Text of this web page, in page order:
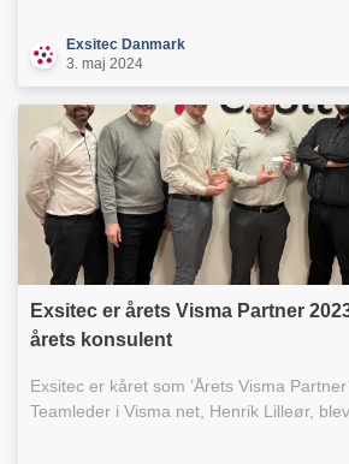
Exsitec Danmark
3. maj 2024
Exsitec er årets Visma Partner
årets konsulent
Exsitec er kåret som ’Årets Visma
Teamleder i Visma net, Henrik Lilleør, blev